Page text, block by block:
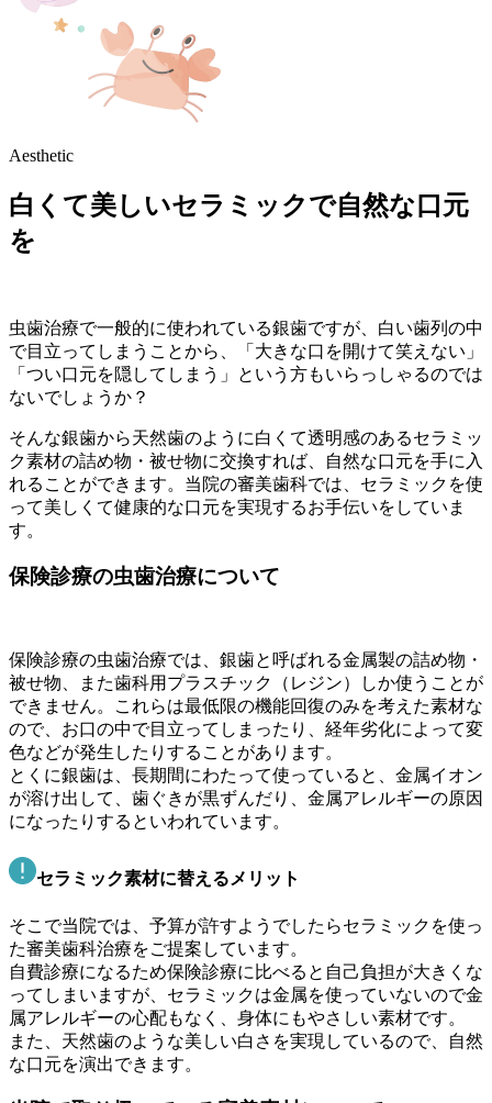
Aesthetic
白くて美しいセラミックで自然な口元
を
虫歯治療で一般的に使われている銀歯ですが、白い歯列の中
で目立ってしまうことから、「大きな口を開けて笑えない」
「つい口元を隠してしまう」という方もいらっしゃるのでは
ないでしょうか？
そんな銀歯から天然歯のように白くて透明感のあるセラミッ
ク素材の詰め物・被せ物に交換すれば、自然な口元を手に入
れることができます。当院の審美歯科では、セラミックを使
って美しくて健康的な口元を実現するお手伝いをしていま
す。
保険診療の虫歯治療について
保険診療の虫歯治療では、銀歯と呼ばれる金属製の詰め物・
被せ物、また歯科用プラスチック（レジン）しか使うことが
できません。これらは最低限の機能回復のみを考えた素材な
ので、お口の中で目立ってしまったり、経年劣化によって変
色などが発生したりすることがあります。
とくに銀歯は、長期間にわたって使っていると、金属イオン
が溶け出して、歯ぐきが黒ずんだり、金属アレルギーの原因
になったりするといわれています。
セラミック素材に替えるメリット
そこで当院では、予算が許すようでしたらセラミックを使っ
た審美歯科治療をご提案しています。
自費診療になるため保険診療に比べると自己負担が大きくな
ってしまいますが、セラミックは金属を使っていないので金
属アレルギーの心配もなく、身体にもやさしい素材です。
また、天然歯のような美しい白さを実現しているので、自然
な口元を演出できます。